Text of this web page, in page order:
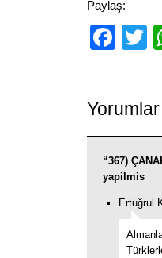
Paylaş:
Yorumlar
“367)
yapilmis
Ertuğrul